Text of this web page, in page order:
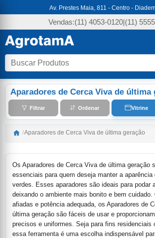
Av. Prestes Maia, 811 - Centro -
Vendas:(11) 4053-0120|(11)
Aparadores de Cerca Viva de última
Filtrar Ordenar Vitrine
/Aparadores de Cerca Viva de última geração
Os Aparadores de Cerca Viva de última geração
essenciais para quem deseja manter a aparência
verdes. Esses aparadores são ideais para podar
deixando o ambiente mais bonito e bem cuidado.
afiadas e potência adequada, os Aparadores de
última geração são fáceis de usar e
precisos e uniformes. Seja para fins residenciais
essa ferramenta é uma escolha indispensável